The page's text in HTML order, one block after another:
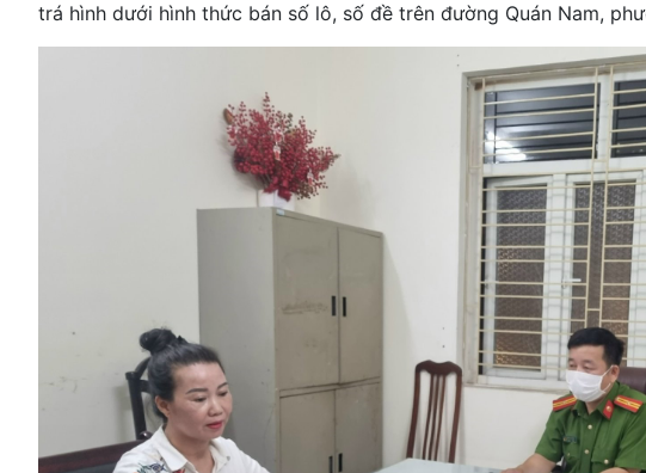
trá hình dưới hình thức bán số lô, số đề trên đường Quán Nam,